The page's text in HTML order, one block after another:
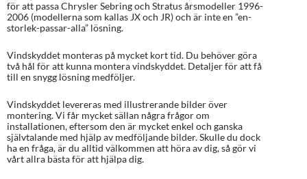
för att passa Chrysler Sebring och Stratus årsmodeller 1996-
2006 (modellerna som kallas JX och JR) och är inte en ”en-
storlek-passar-alla” lösning.
Vindskyddet monteras på mycket kort tid. Du behöver göra
två hål för att kunna montera vindskyddet. Detaljer för att få
till en snygg lösning medföljer.
Vindskyddet levereras med illustrerande bilder över
montering. Vi får mycket sällan några frågor om
installationen, eftersom den är mycket enkel och ganska
självtalande med hjälp av medföljande bilder. Skulle du dock
ha en fråga, är du alltid välkommen att höra av dig, så gör vi
vårt allra bästa för att hjälpa dig.